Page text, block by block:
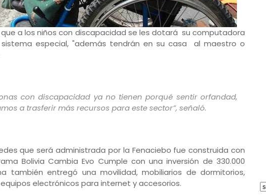
a los niños con discapacidad se les dotará su computadora
especial, "además tendrán en su casa al maestro o
con discapacidad ya no tienen porqué sentir orfandad,
a trasferir más recursos para este sector”, señaló.
que será administrada por la Fenaciebo fue construida con
Bolivia Cambia Evo Cumple con una inversión de 330.000
también entregó una movilidad, mobiliarios de dormitorios,
electrónicos para internet y accesorios.